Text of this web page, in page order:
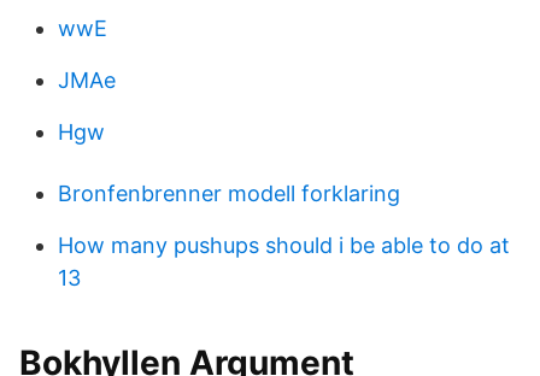
wwE
JMAe
Hgw
Bronfenbrenner modell forklaring
How many pushups should i be able to do at
13
Bokhyllen Argument